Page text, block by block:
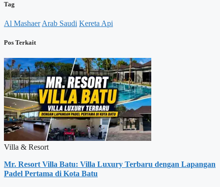
Tag
Al Mashaer Arab Saudi Kereta Api
Pos Terkait
Villa & Resort
Mr. Resort Villa Batu: Villa Luxury Terbaru dengan Lapangan
Padel Pertama di Kota Batu